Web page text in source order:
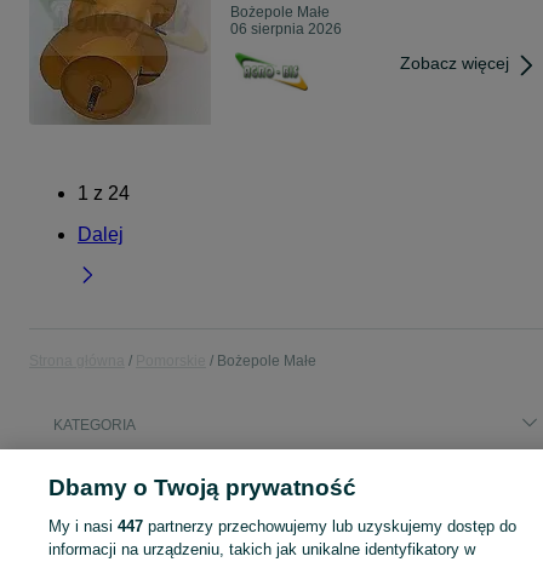
Bożepole Małe
06 sierpnia 2026
Zobacz więcej
1 z 24
Dalej
Bożepole Małe
KATEGORIA
Popularne wyszukiwania
Dbamy o Twoją prywatność
My i nasi 447partnerzy przechowujemy lub uzyskujemy dostęp do
informacji na urządzeniu, takich jak unikalne identyfikatory w